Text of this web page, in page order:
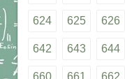
624 625 626
642 643 644